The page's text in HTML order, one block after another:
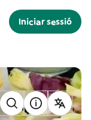
Iniciar sessió